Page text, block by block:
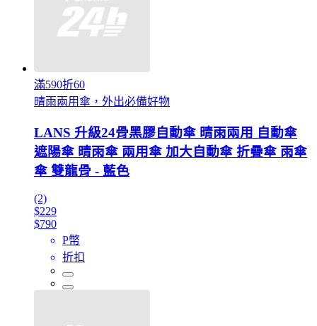
滿590折60
晴雨兩用傘，外出必備好物
LANS 升級24骨黑膠自動傘 晴雨兩用 自動傘
遮陽傘 晴雨傘 兩用傘 加大自動傘 折疊傘 雨傘
傘 雙龍骨 - 藍色
(2)
$229
$790
P幣
折扣